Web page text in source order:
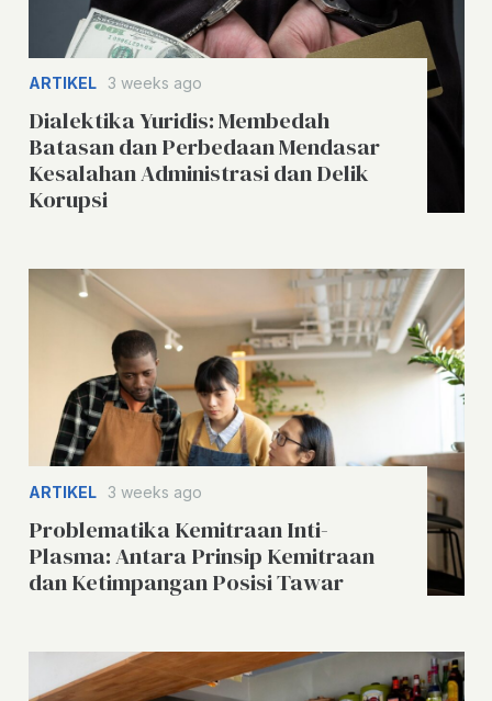
ARTIKEL 3 weeks ago
Dialektika Yuridis: Membedah
Batasan dan Perbedaan Mendasar
Kesalahan Administrasi dan Delik
Korupsi
ARTIKEL 3 weeks ago
Problematika Kemitraan Inti-
Plasma: Antara Prinsip Kemitraan
dan Ketimpangan Posisi Tawar